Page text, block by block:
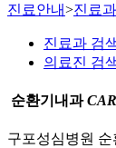
진료안내>진료
진료과 검
의료진 검
순환기내과
구포성심병원